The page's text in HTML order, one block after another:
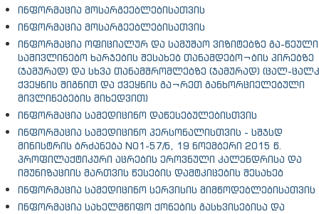
ინფორმაცია მოსარგეებლებისათვის
ინფორმაცია მოსარგეებლებისათვის
ინფორმაცია ოფიციალურ და სამუშაო ვიზიტებზე გა-წეული
სამივლინებო ხარჯების შესახებ თანამდებო¬ბის პირებზე
(ჯამურად) და სხვა თანამშრომლებზე (ჯამურად) (ცალ-
ქვეყნის შიგნით და ქვეყნის გა¬რეთ განხორციელებული
მივლინებების მიხედვით)
ინფორმაცია სამედიცინო დაწესებულებისთვის
ინფორმაცია სამედიცინო პერსონალისთვის - სშჯსდ
მინისტრის ბრძანება N01-57/ნ, 19 ნოემბერი 2015 წ.
პროფილაქტიკური აცრების ეროვნული კალენდრისა და
იმუნიზაციის მართვის წესების დამტკიცების შესახებ
ინფორმაცია სამედიცინო სერვისის მიმწოდებლებისათვის
ინფორმაცია სახელმწიფო ქონების გასხვისებისა და